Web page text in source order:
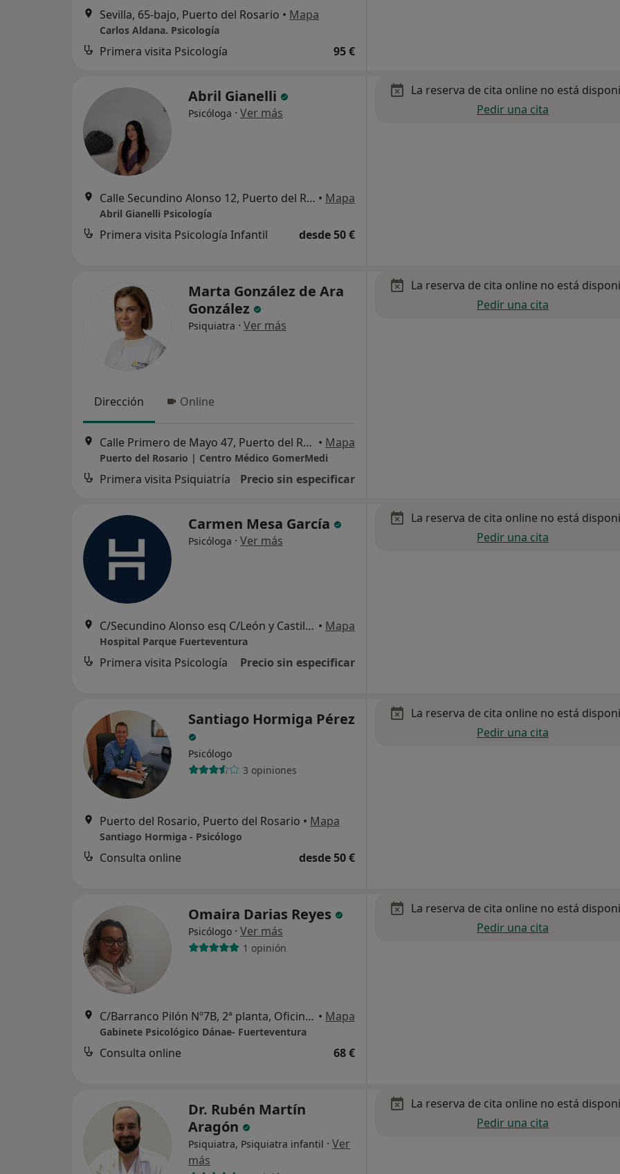
Sevilla, 65-bajo, Puerto del Rosario • Mapa
Carlos Aldana. Psicología
Primera visita Psicología 95 €
Abril Gianelli
Psicóloga · Ver más
Calle Secundino Alonso 12, Puerto del Rosario • Mapa
Abril Gianelli Psicología
Primera visita Psicología Infantil desde 50 €
La reserva de cita online no está
Pedir una cita
Marta González de Ara
González
Psiquiatra · Ver más
Dirección Online
Calle Primero de Mayo 47, Puerto del Rosario • Mapa
Puerto del Rosario | Centro Médico GomerMedi
Primera visita Psiquiatría Precio sin especificar
La reserva de cita online no está
Pedir una cita
Carmen Mesa García
Psicóloga · Ver más
C/Secundino Alonso esq C/León y Castillo, Puerto del Rosario • Mapa
Hospital Parque Fuerteventura
Primera visita Psicología Precio sin especificar
La reserva de cita online no está
Pedir una cita
Santiago Hormiga Pérez
Psicólogo
3 opiniones
Puerto del Rosario, Puerto del Rosario • Mapa
Santiago Hormiga - Psicólogo
Consulta online desde 50 €
La reserva de cita online no está
Pedir una cita
Omaira Darias Reyes
Psicólogo · Ver más
1 opinión
C/Barranco Pilón Nº7B, 2ª planta, Oficina 6., Puerto del Rosario • Mapa
Gabinete Psicológico Dánae- Fuerteventura
Consulta online 68 €
La reserva de cita online no está
Pedir una cita
Dr. Rubén Martín
Aragón
Psiquiatra, Psiquiatra infantil · Ver
más
La reserva de cita online no está
Pedir una cita